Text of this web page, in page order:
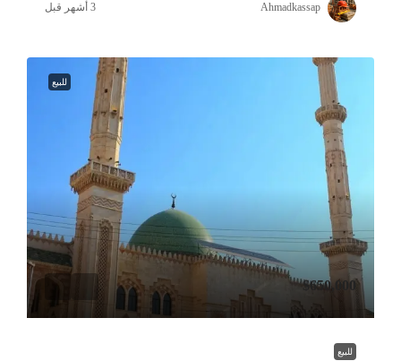
Ahmadkassap
للبيع
$650,000
للبيع